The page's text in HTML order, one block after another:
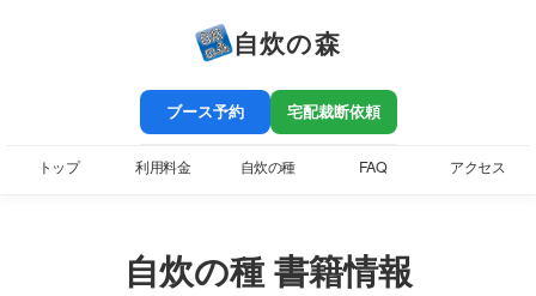
自炊の森
ブース予約 宅配裁断依頼
トップ 利用料金 自炊の種 FAQ アクセス
自炊の種 書籍情報